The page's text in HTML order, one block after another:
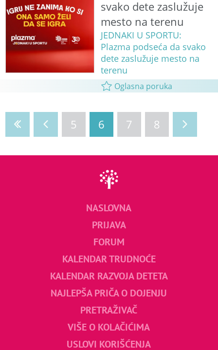
svako dete zaslužuje
mesto na terenu
JEDNAKI U SPORTU:
Plazma podseća da svako
dete zaslužuje mesto na
terenu
Oglasna poruka
5 6 7 8
NASLOVNA
PRIJAVA
FORUM
KALENDAR TRUDNOĆE
KALENDAR RAZVOJA DETETA
NAJLEPŠA PRIČA O DOJENJU
PRETRAŽIVAČ
VIŠE O KOLAČIĆIMA
USLOVI KORIŠĆENJA